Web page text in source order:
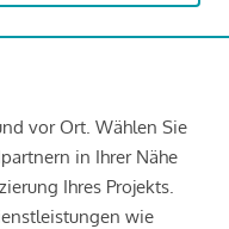
vor Ort. Wählen Sie
in Ihrer Nähe
Ihres Projekts.
wie